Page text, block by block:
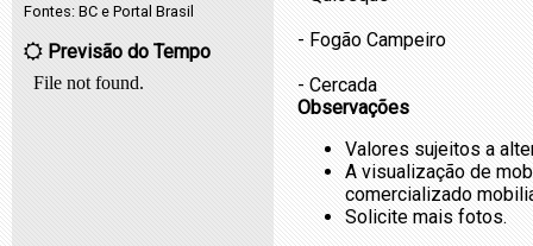
Fontes: BC e Portal Brasil
Previsão do Tempo
- Fogão Campeiro
- Cercada
Observações
Valores sujeitos a
A visualização de
comercializado
Solicite mais fotos.